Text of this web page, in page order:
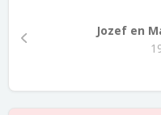
Jozef en